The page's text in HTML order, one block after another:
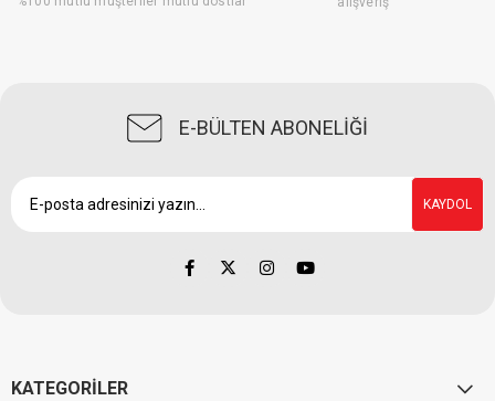
E-BÜLTEN ABONELİĞİ
KAYDOL
KATEGORİLER